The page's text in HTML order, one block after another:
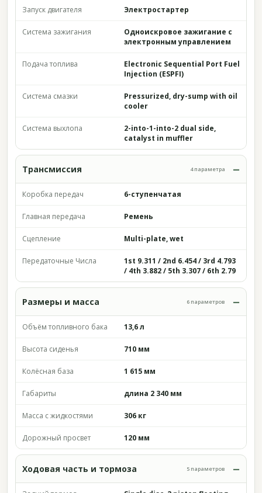
Запуск двигателя Электростартер
Система зажигания
Одноискровое зажигание с
электронным управлением
Подача топлива
Electronic Sequential Port Fuel
Injection (ESPFI)
Система смазки
Pressurized, dry-sump with oil
cooler
Система выхлопа
2-into-1-into-2 dual side,
catalyst in muffler
Трансмиссия 4 параметра
Коробка передач 6-ступенчатая
Главная передача Ремень
Сцепление Multi-plate, wet
Передаточные Числа
1st 9.311 / 2nd 6.454 / 3rd 4.793
/ 4th 3.882 / 5th 3.307 / 6th 2.79
Размеры и масса 6 параметров
Объём топливного бака 13,6 л
Высота сиденья 710 мм
Колёсная база 1 615 мм
Габариты длина 2 340 мм
Масса с жидкостями 306 кг
Дорожный просвет 120 мм
Ходовая часть и тормоза 5 параметров